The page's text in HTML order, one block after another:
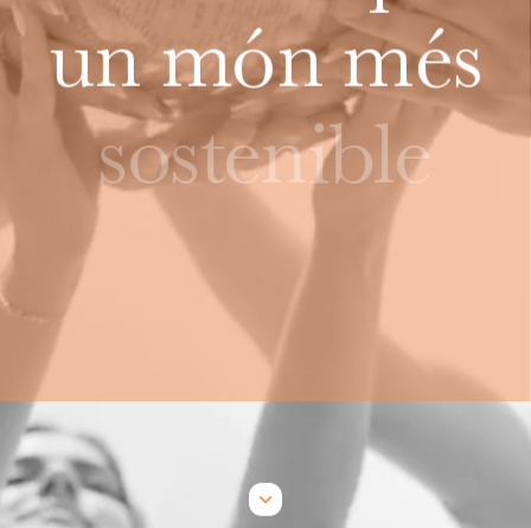
www.su
sostenible
unmónmés